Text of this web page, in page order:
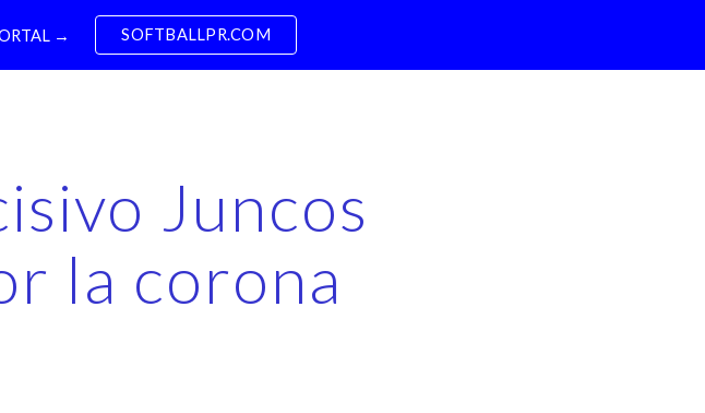
Skip to navigation
→ SOFTBALLPR.COM
Juncos
la corona